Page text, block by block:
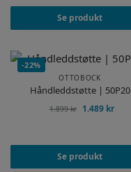
Se produkt
-22%
OTTOBOCK
Håndleddstøtte | 50P20
1.899kr 1.489 kr
Se produkt